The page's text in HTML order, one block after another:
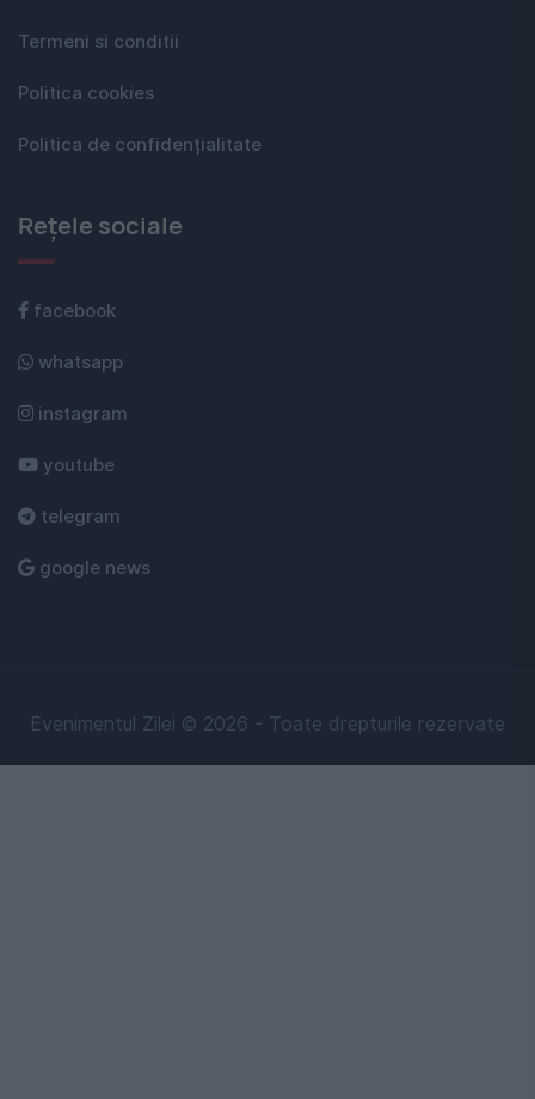
Termeni si conditii
Politica cookies
Politica de confidențialitate
Rețele sociale
facebook
whatsapp
instagram
youtube
telegram
google news
Evenimentul Zilei © 2026 - Toate drepturile rezervate